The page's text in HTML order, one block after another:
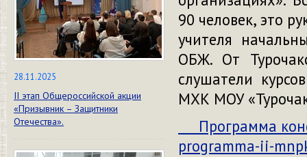
28.11.2025
II этап Общероссийской акции
«Призывник – Защитники
Отечества».
90 человек, это
учителя
ОБЖ. От
слушатели
МХК МОУ
Программа
programma-ii-